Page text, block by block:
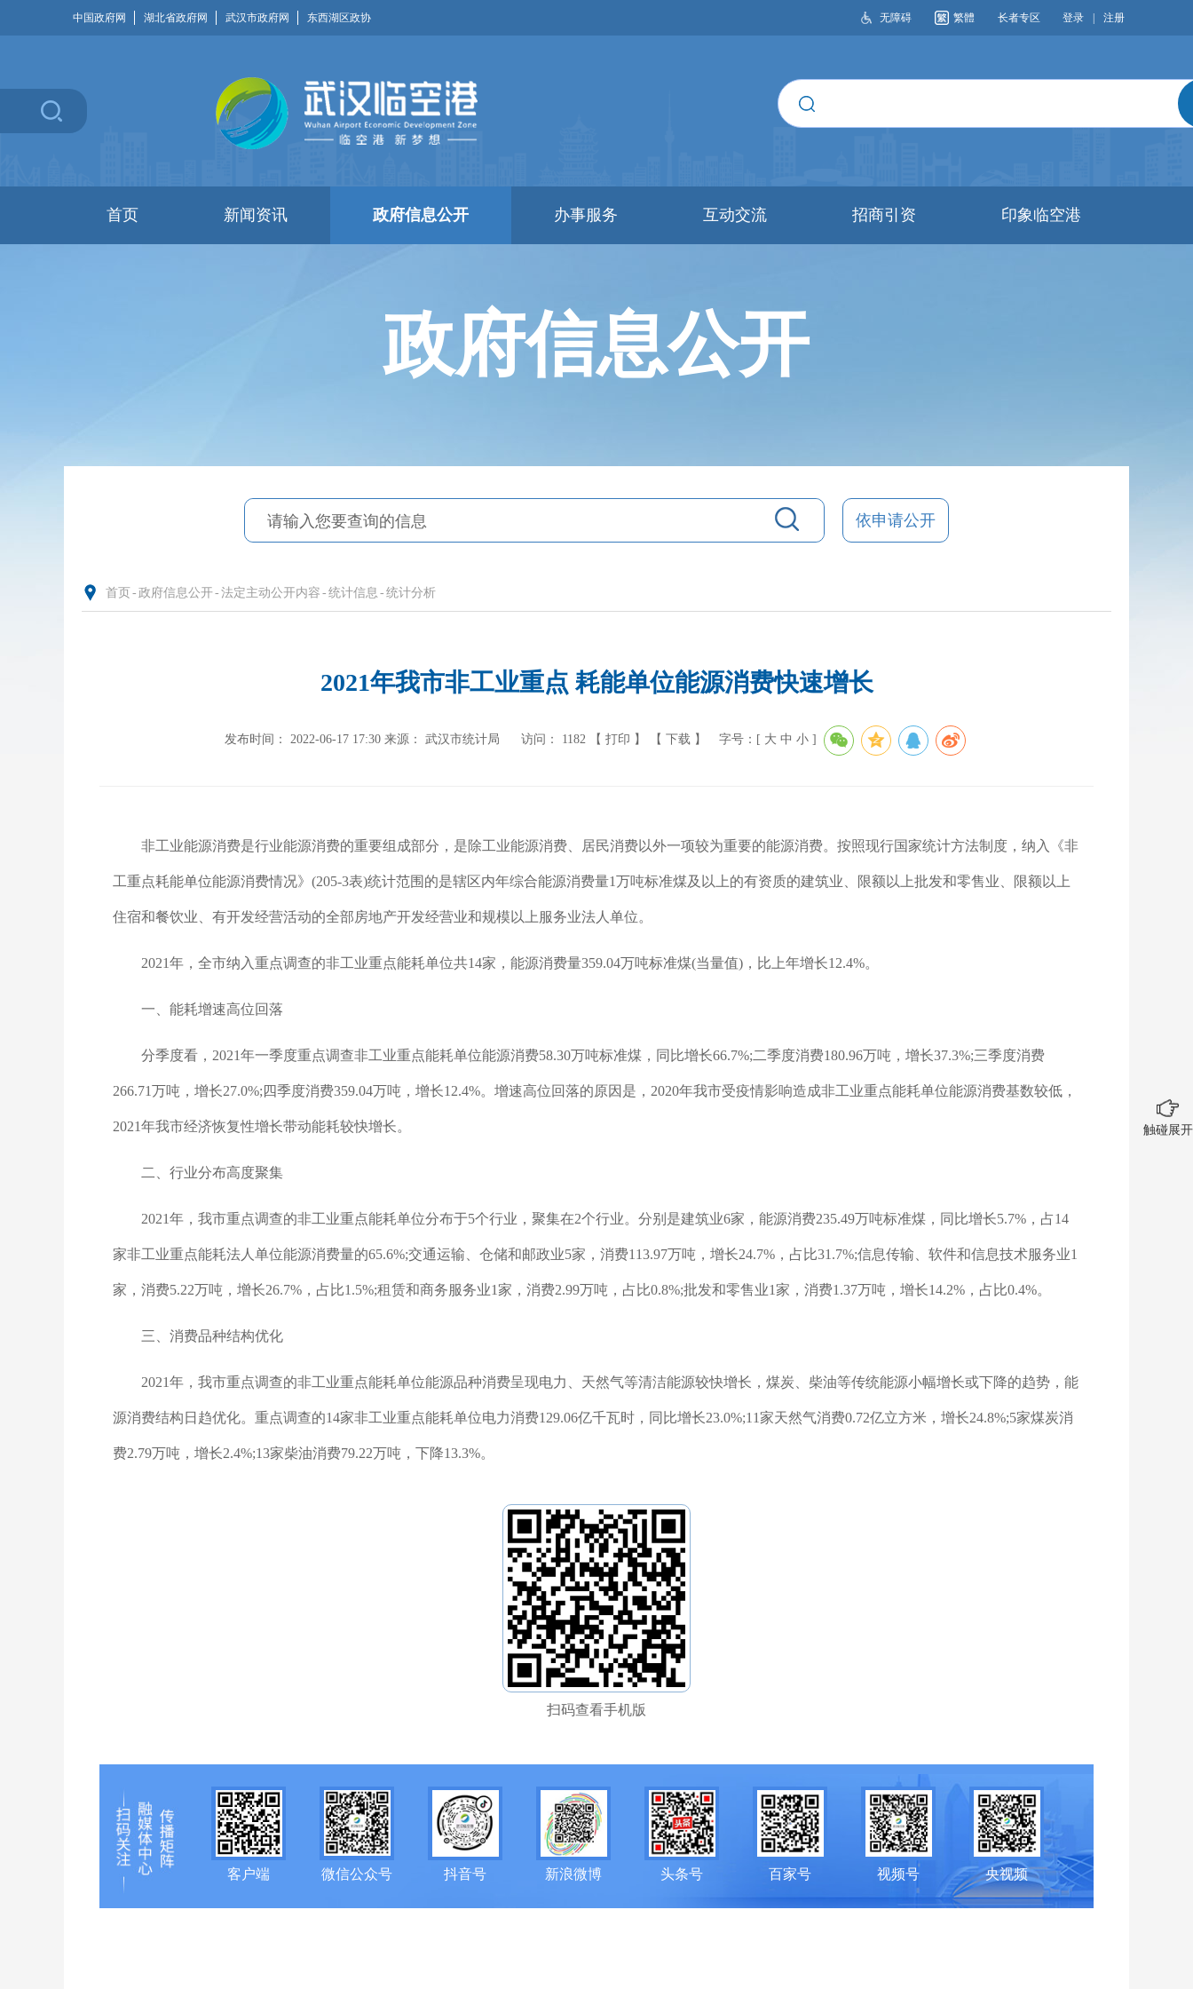
中国政府网 湖北省政府网 武汉市政府网 东西湖区政协 无障碍 繁體 长者专区 登录 注册
首页 新闻资讯 政府信息公开 办事服务 互动交流 招商引资 印象临空港
政府信息公开
依申请公开
首页 - 政府信息公开- 法定主动公开内容 - 统计信息 - 统计分析
2021年我市非工业重点 耗能单位能源消费快速增长
发布时间： 2022-06-17 17:30 来源： 武汉市统计局 访问： 1182 【 打印 】 【 下载 】 字号：[ 大 中 小]
非工业能源消费是行业能源消费的重要组成部分，是除工业能源消费、居民消费以外一项较为重要的能源消费。按照现行国家统计方法制度，纳入《非
工重点耗能单位能源消费情况》(205-3表)统计范围的是辖区内年综合能源消费量1万吨标准煤及以上的有资质的建筑业、限额以上批发和零售业、限额以上
住宿和餐饮业、有开发经营活动的全部房地产开发经营业和规模以上服务业法人单位。
2021年，全市纳入重点调查的非工业重点能耗单位共14家，能源消费量359.04万吨标准煤(当量值)，比上年增长12.4%。
一、能耗增速高位回落
分季度看，2021年一季度重点调查非工业重点能耗单位能源消费58.30万吨标准煤，同比增长66.7%;二季度消费180.96万吨，增长37.3%;三季度消费
266.71万吨，增长27.0%;四季度消费359.04万吨，增长12.4%。增速高位回落的原因是，2020年我市受疫情影响造成非工业重点能耗单位能源消费基数较低，
2021年我市经济恢复性增长带动能耗较快增长。
二、行业分布高度聚集
2021年，我市重点调查的非工业重点能耗单位分布于5个行业，聚集在2个行业。分别是建筑业6家，能源消费235.49万吨标准煤，同比增长5.7%，占14
家非工业重点能耗法人单位能源消费量的65.6%;交通运输、仓储和邮政业5家，消费113.97万吨，增长24.7%，占比31.7%;信息传输、软件和信息技术服务业1
家，消费5.22万吨，增长26.7%，占比1.5%;租赁和商务服务业1家，消费2.99万吨，占比0.8%;批发和零售业1家，消费1.37万吨，增长14.2%，占比0.4%。
三、消费品种结构优化
2021年，我市重点调查的非工业重点能耗单位能源品种消费呈现电力、天然气等清洁能源较快增长，煤炭、柴油等传统能源小幅增长或下降的趋势，能
源消费结构日趋优化。重点调查的14家非工业重点能耗单位电力消费129.06亿千瓦时，同比增长23.0%;11家天然气消费0.72亿立方米，增长24.8%;5家煤炭消
费2.79万吨，增长2.4%;13家柴油消费79.22万吨，下降13.3%。
扫码查看手机版
客户端 微信公众号 抖音号 新浪微博 头条号 百家号 视频号 央视频
触碰展开